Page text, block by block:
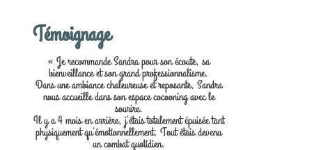
Témoignage
« Je recommande Sandra pour son écoute, sa
bienveillance et son grand professionnalisme.
Dans une ambiance chaleureuse et reposante, Sandra
nous accueille dans son espace cocooning avec le
sourire.
Il y a 4 mois en arrière, j’étais totalement épuisée tant
physiquement qu’émotionnellement. Tout étais devenu
un combat quotidien.